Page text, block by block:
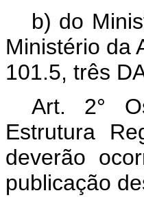
b) do
Ministério da
101.5, três
Art. 2°
Estrutura
deverão
publicação